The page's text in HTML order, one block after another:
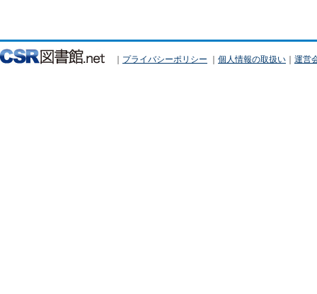
｜ プライバシーポリシー ｜ 個人情報の取扱い ｜ 運営